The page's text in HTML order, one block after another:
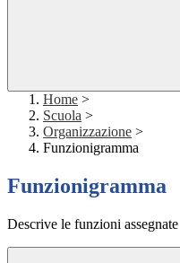
Home >
Scuola >
Organizzazione >
Funzionigramma
Funzionigramma
Descrive le funzioni assegnate